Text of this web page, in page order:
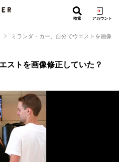
検索 アカウント
ミランダ・カー、自分でウエストを画像
ストを画像修正していた？